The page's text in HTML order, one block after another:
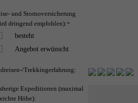
und Stornoversicherung
dringend empfohlen):*
besteht
Angebot erwünscht
Trekkingerfahrung:
Expeditionen (maximal
Höhe):